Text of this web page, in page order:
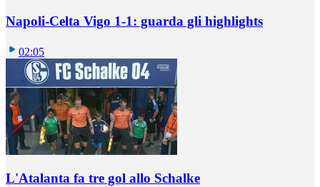
Napoli-Celta Vigo 1-1: guarda gli highlights
02:05
L'Atalanta fa tre gol allo Schalke